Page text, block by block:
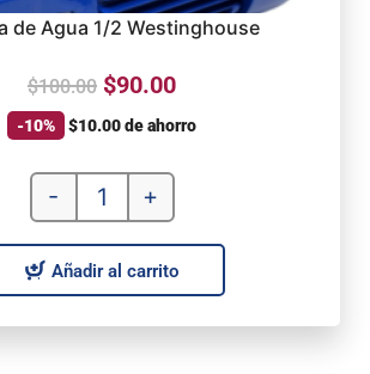
de Agua 1/2 Westinghouse
$100.00 $90.00
-10% $10.00de ahorro
- +
Añadir al carrito